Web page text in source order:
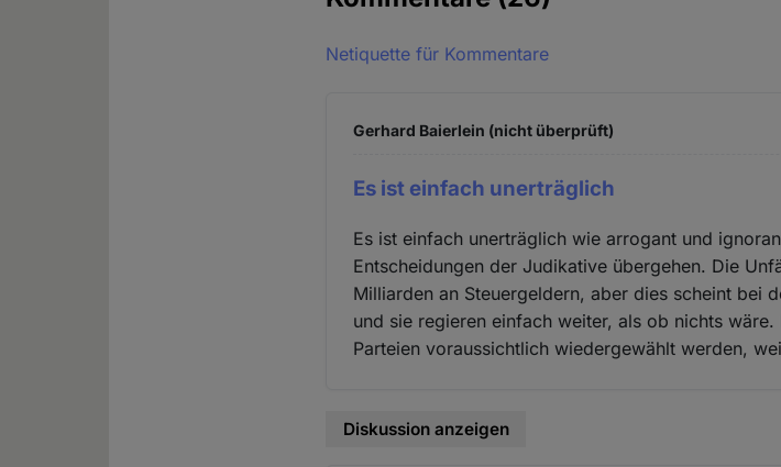
Netiquette für Kommentare
Gerhard Baierlein (nicht überprüft)
Es ist einfach unerträglich
Es ist einfach unerträglich wie arrogant und
Entscheidungen der Judikative übergehen. Die
Milliarden an Steuergeldern, aber dies scheint bei
und sie regieren einfach weiter, als ob nichts
Parteien voraussichtlich wiedergewählt werden,
Diskussion anzeigen